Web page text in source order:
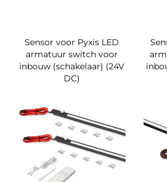
Sensor voor Pyxis LED
armatuur switch voor
inbouw (schakelaar) (24V
DC)